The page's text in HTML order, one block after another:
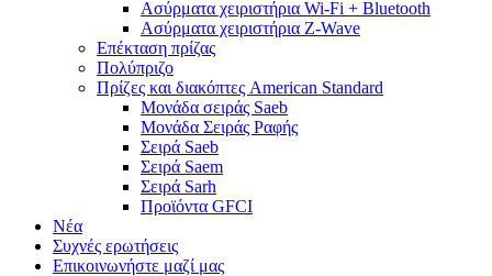
Ασύρματα χειριστήρια Wi-Fi + Bluetooth
Ασύρματα χειριστήρια Z-Wave
Επέκταση πρίζας
Πολύπριζο
Πρίζες και διακόπτες American Standard
Μονάδα σειράς Saeb
Μονάδα Σειράς Ραφής
Σειρά Saeb
Σειρά Saem
Σειρά Sarh
Προϊόντα GFCI
Νέα
Συχνές ερωτήσεις
Επικοινωνήστε μαζί μας